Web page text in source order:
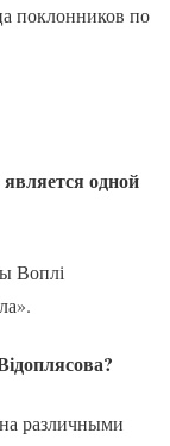
поклонников по
одной
Воплі
различными